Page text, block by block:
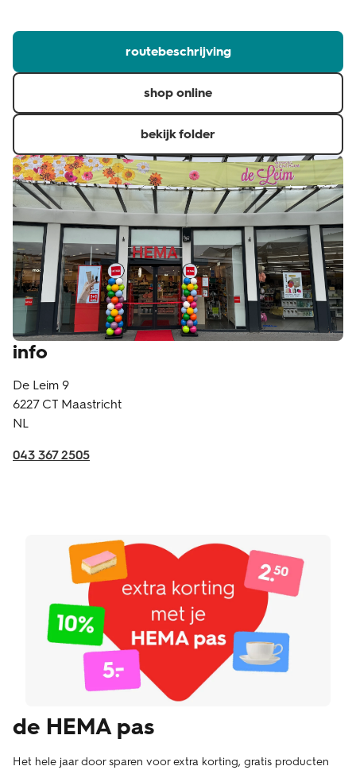
klantenservice
routebeschrijving
shop online
bekijk folder
info
De Leim 9
6227 CT Maastricht
NL
043 367 2505
de HEMA pas
Het hele jaar door sparen voor extra korting, gratis producten